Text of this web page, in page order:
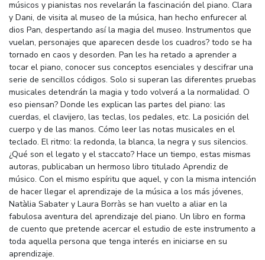
músicos y pianistas nos revelarán la fascinación del piano. Clara
y Dani, de visita al museo de la música, han hecho enfurecer al
dios Pan, despertando así la magia del museo. Instrumentos que
vuelan, personajes que aparecen desde los cuadros? todo se ha
tornado en caos y desorden. Pan les ha retado a aprender a
tocar el piano, conocer sus conceptos esenciales y descifrar una
serie de sencillos códigos. Solo si superan las diferentes pruebas
musicales detendrán la magia y todo volverá a la normalidad. O
eso piensan? Donde les explican las partes del piano: las
cuerdas, el clavijero, las teclas, los pedales, etc. La posición del
cuerpo y de las manos. Cómo leer las notas musicales en el
teclado. El ritmo: la redonda, la blanca, la negra y sus silencios.
¿Qué son el legato y el staccato? Hace un tiempo, estas mismas
autoras, publicaban un hermoso libro titulado Aprendiz de
músico. Con el mismo espíritu que aquel, y con la misma intención
de hacer llegar el aprendizaje de la música a los más jóvenes,
Natàlia Sabater y Laura Borràs se han vuelto a aliar en la
fabulosa aventura del aprendizaje del piano. Un libro en forma
de cuento que pretende acercar el estudio de este instrumento a
toda aquella persona que tenga interés en iniciarse en su
aprendizaje.